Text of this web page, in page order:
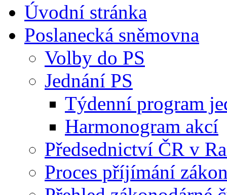
Úvodní stránka
Poslanecká sněmovna
Volby do PS
Jednání PS
Týdenní program
Harmonogram akcí
Předsednictví ČR v
Proces příjímání